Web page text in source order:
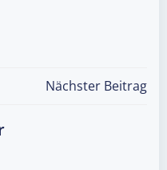
PostNächster Beitrag